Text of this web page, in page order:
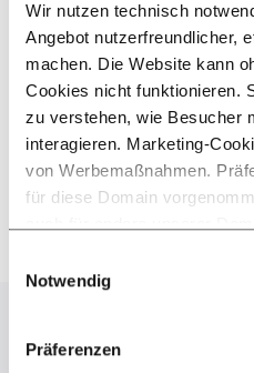
Wir nutzen technisch
Angebot nutzerfreundlicher,
machen. Die Website kann
Cookies nicht funktionieren.
zu verstehen, wie Besucher
interagieren. Marketing-
von Werbemaßnahmen.
für diese Domain
stimmen Sie der
und Marketing-Cookies zu.
„Auswahl treffen“ stimmen
der von Ihnen über die
Notwendig
Präferenzen
→
Schüler
→
→
Zahlungsmethoden